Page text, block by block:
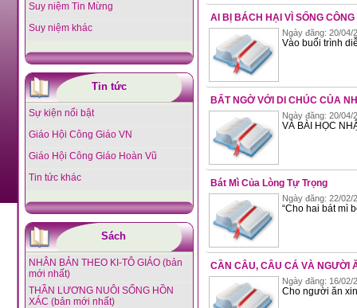
Suy niệm Tin Mừng
Suy niệm khác
Tin tức
Sự kiện nổi bật
Giáo Hội Công Giáo VN
Giáo Hội Công Giáo Hoàn Vũ
Tin tức khác
Sách
NHÂN BẢN THEO KI-TÔ GIÁO (bản
mới nhất)
THẦN LƯƠNG NUÔI SỐNG HỒN
XÁC (bản mới nhất)
AI BỊ BÁCH HẠI VÌ SỐNG
Ngày đăng: 20/04/
Vào buổi trình
BẤT NGỜ VỚI DI CHÚC CỦA
Ngày đăng: 20/04/
VÀ BÀI HỌC
Bát Mì Của Lòng Tự Trọng
Ngày đăng: 22/02/
“Cho hai bát mì
CẦN CÂU, CÂU CÁ VÀ NGƯỜI
Ngày đăng: 16/02/
Cho người ăn